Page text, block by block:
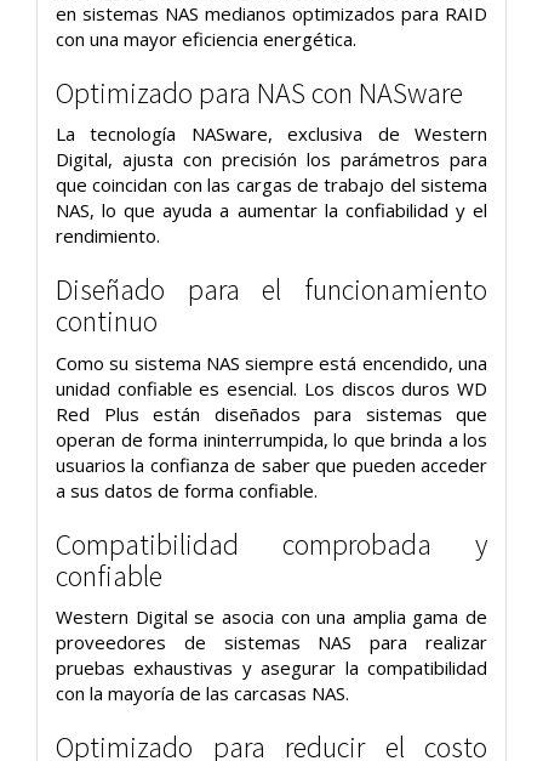
en sistemas NAS medianos optimizados para RAID
con una mayor eficiencia energética.
Optimizado para NAS con NASware
La tecnología NASware, exclusiva de Western
Digital, ajusta con precisión los parámetros para
que coincidan con las cargas de trabajo del sistema
NAS, lo que ayuda a aumentar la confiabilidad y el
rendimiento.
Diseñado para el funcionamiento
continuo
Como su sistema NAS siempre está encendido, una
unidad confiable es esencial. Los discos duros WD
Red Plus están diseñados para sistemas que
operan de forma ininterrumpida, lo que brinda a los
usuarios la confianza de saber que pueden acceder
a sus datos de forma confiable.
Compatibilidad comprobada y
confiable
Western Digital se asocia con una amplia gama de
proveedores de sistemas NAS para realizar
pruebas exhaustivas y asegurar la compatibilidad
con la mayoría de las carcasas NAS.
Optimizado para reducir el costo